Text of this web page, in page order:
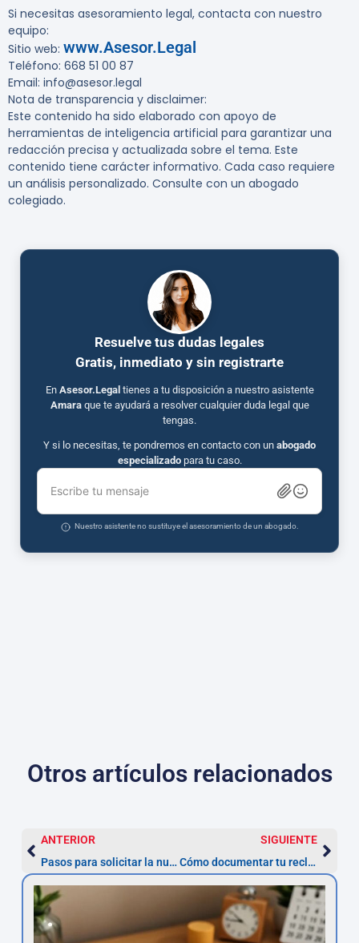
Si necesitas asesoramiento legal, contacta con nuestro
equipo:
Sitio web: www.Asesor.Legal
Teléfono: 668 51 00 87
Email: info@asesor.legal
Nota de transparencia y disclaimer:
Este contenido ha sido elaborado con apoyo de
herramientas de inteligencia artificial para garantizar una
redacción precisa y actualizada sobre el tema. Este
contenido tiene carácter informativo. Cada caso requiere
un análisis personalizado. Consulte con un abogado
colegiado.
Resuelve tus dudas legales
Gratis, inmediato y sin registrarte
En Asesor.Legal tienes a tu disposición a nuestro asistente
Amaraque te ayudará a resolver cualquier duda legal que
tengas.
Y si lo necesitas, te pondremos en contacto con un abogado
especializadopara tu caso.
Escribe tu mensaje
Nuestro asistente no sustituye el asesoramiento de un abogado.
Otros artículos relacionados
ANTERIOR
Pasos para solicitar la nulidad de un préstamo personal con TAE abusiva
SIGUIENTE
Cómo documentar tu reclamación de nulidad de préstamo de forma efectiva